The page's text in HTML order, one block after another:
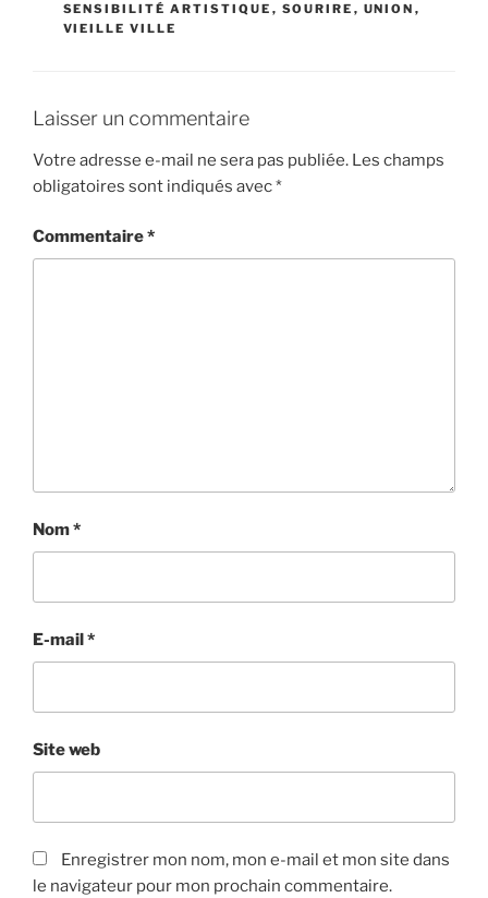
SENSIBILITÉ ARTISTIQUE , SOURIRE , UNION ,
VIEILLE VILLE
Laisser un commentaire
Votre adresse e-mail ne sera pas publiée. Les champs
obligatoires sont indiqués avec*
Commentaire*
Nom*
E-mail*
Site web
Enregistrer mon nom, mon e-mail et mon site dans
le navigateur pour mon prochain commentaire.